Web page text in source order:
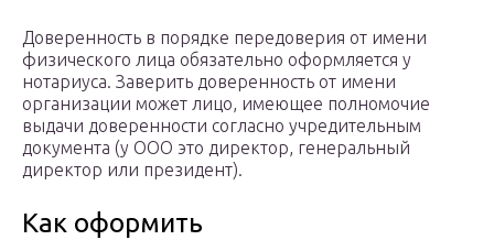
Доверенность в порядке передоверия от имени
физического лица обязательно оформляется у
нотариуса. Заверить доверенность от имени
организации может лицо, имеющее полномочие
выдачи доверенности согласно учредительным
документа (у ООО это директор, генеральный
директор или президент).
Как оформить